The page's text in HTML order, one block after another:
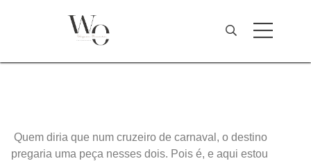
Quem diria que num cruzeiro de carnaval, o destino
pregaria uma peça nesses dois. Pois é, e aqui estou